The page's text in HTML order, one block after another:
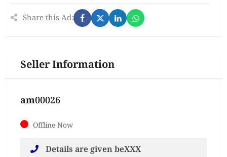
Share this Ad:
Seller Information
am00026
Offline Now
Details are given beXXX